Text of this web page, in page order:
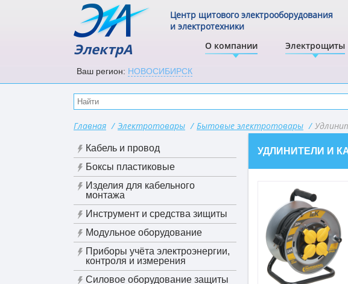
ЭлектрА О компании Электрощиты
Центр щитового электрооборудования
и электротехники
Ваш регион: НОВОСИБИРСК
Главная / Электротовары / Бытовые электротовары /
Кабель и провод
Боксы пластиковые
Изделия для кабельного
монтажа
Инструмент и средства зищиты
Модульное оборудование
Приборы учёта электроэнергии,
контроля и измерения
Силовое оборудование защиты
УДЛИНИТЕЛИ И